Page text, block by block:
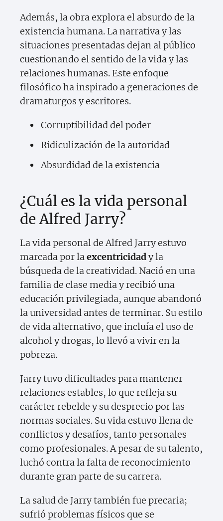
Además, la obra explora el absurdo de la
existencia humana. La narrativa y las
situaciones presentadas dejan al público
cuestionando el sentido de la vida y las
relaciones humanas. Este enfoque
filosófico ha inspirado a generaciones de
dramaturgos y escritores.
Corruptibilidad del poder
Ridiculización de la autoridad
Absurdidad de la existencia
¿Cuál es la vida personal
de Alfred Jarry?
La vida personal de Alfred Jarry estuvo
marcada por laexcentricidady la
búsqueda de la creatividad. Nació en una
familia de clase media y recibió una
educación privilegiada, aunque abandonó
la universidad antes de terminar. Su estilo
de vida alternativo, que incluía el uso de
alcohol y drogas, lo llevó a vivir en la
pobreza.
Jarry tuvo dificultades para mantener
relaciones estables, lo que refleja su
carácter rebelde y su desprecio por las
normas sociales. Su vida estuvo llena de
conflictos y desafíos, tanto personales
como profesionales. A pesar de su talento,
luchó contra la falta de reconocimiento
durante gran parte de su carrera.
La salud de Jarry también fue precaria;
sufrió problemas físicos que se